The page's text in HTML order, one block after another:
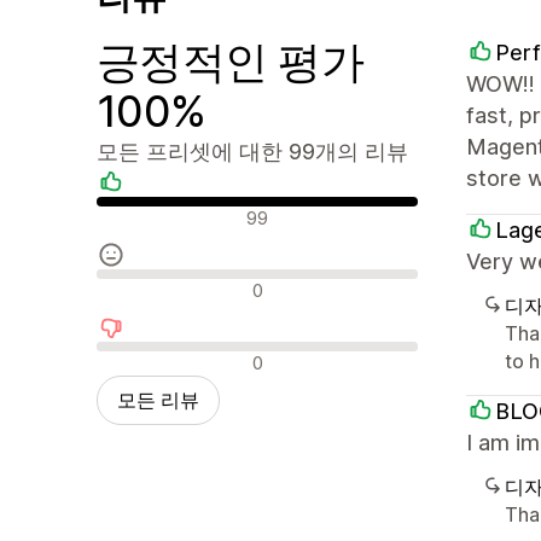
긍정적인 평가
100%
모든 프리셋에 대한 99개의 리뷰
긍정적인 리뷰 99
중립적인 리뷰 0
부정적인 리뷰 0
모든 리뷰
fast,
store
Very
디
to
I am
디